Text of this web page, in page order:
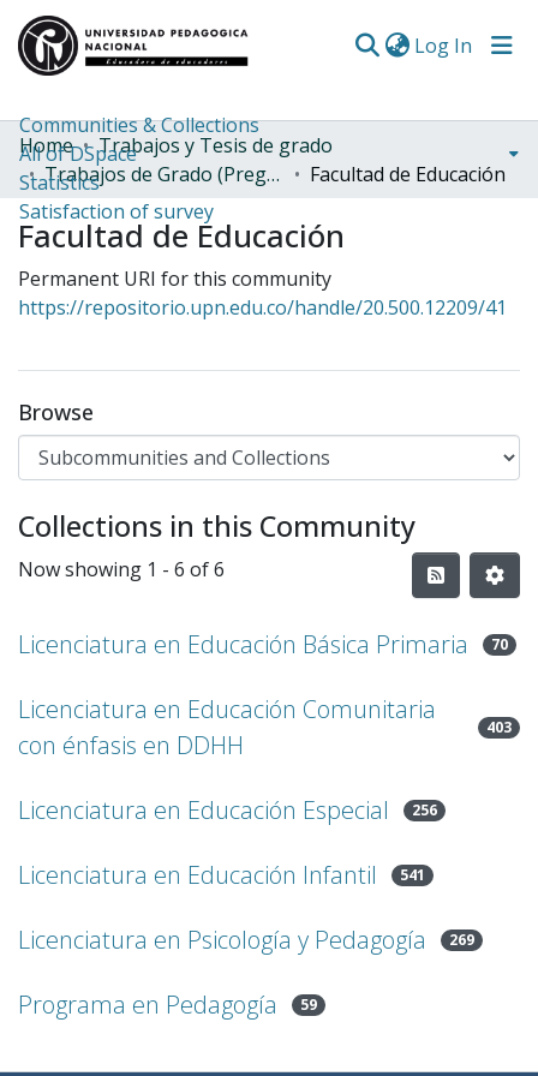
Log In
Communities & Collections
All of DSpace
Statistics
Satisfaction of survey
Home
Trabajos y Tesis de grado
Trabajos de Grado (Pregrado)
Facultad de Educación
Facultad de Educación
Permanent URI for this community
https://repositorio.upn.edu.co/handle/20.500.12209/41
Browse
Collections in this Community
Now showing 1 - 6 of 6
Licenciatura en Educación Básica Primaria 70
Licenciatura en Educación Comunitaria
con énfasis en DDHH
403
Licenciatura en Educación Especial 256
Licenciatura en Educación Infantil 541
Licenciatura en Psicología y Pedagogía 269
Programa en Pedagogía 59